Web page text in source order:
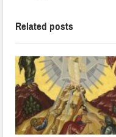
Related posts